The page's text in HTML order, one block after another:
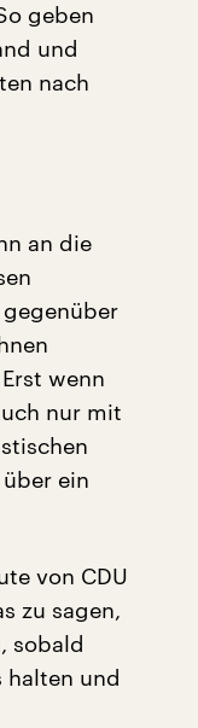
geben
und
nach
an die
wenn
nur mit
ein
von CDU
zu sagen,
sobald
halten und